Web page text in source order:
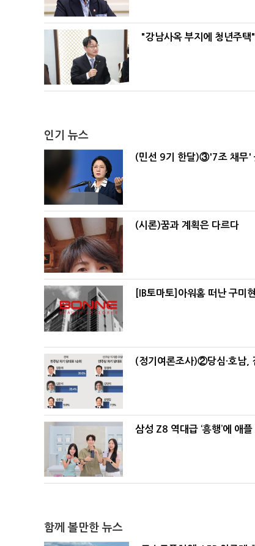
"강남사옥 부지에 청년주
인기 뉴스
(민선 9기 한달)③'7조 채무'
(시론)꿈과 계획은 다르다
[IB토마토]아워홈 떠난 구
(정기여론조사)②당심·호남,
삼성 Z8 역대급 ‘흥행’에 애
함께 볼만한 뉴스